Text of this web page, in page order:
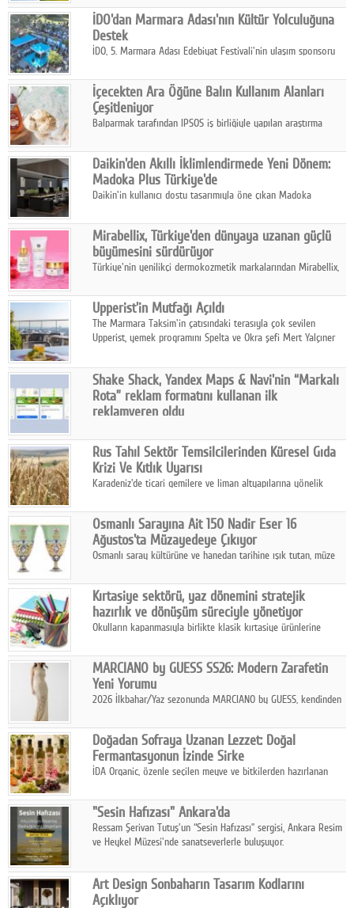
ve sürdürülebilir çözümler sunuyor.
İDO'dan Marmara Adası'nın Kültür Yolculuğuna
Destek
İDO, 5. Marmara Adası Edebiyat Festivali'nin ulaşım sponsoru
ettiriyor.
İçecekten Ara Öğüne Balın Kullanım Alanları
Çeşitleniyor
Balparmak tarafından IPSOS iş birliğiyle yapılan araştırma
ıhlamur gibi içeceklerde tercih ettiğini ortaya koyuyor.
Daikin'den Akıllı İklimlendirmede Yeni Dönem:
Madoka Plus Türkiye'de
Daikin'in kullanıcı dostu tasarımıyla öne çıkan Madoka
kontrol ünitesi Madoka Plus Türkiye'de satışa sunuldu.
Mirabellix, Türkiye'den dünyaya uzanan güçlü
büyümesini sürdürüyor
Türkiye'nin yenilikçi dermokozmetik markalarından Mirabellix,
ürünleriyle hem yurt içinde hem de uluslararası pazarlarda
büyümesini sürdürüyor.
Upperist'in Mutfağı Açıldı
The Marmara Taksim'in çatısındaki terasıyla çok sevilen
Upperist, yemek programını Spelta ve Okra şefi Mert Yalçıner
Shake Shack, Yandex Maps & Navi'nin “Markalı
Rota” reklam formatını kullanan ilk
reklamveren oldu
artırmak amacıyla Cereyan Medya ve Yandex Ads iş birliğiyle
Yandex Maps & Navi'nin yeni "Markalı Rota" reklam formatını
kullanan ilk marka oldu.
Rus Tahıl Sektör Temsilcilerinden Küresel Gıda
Krizi Ve Kıtlık Uyarısı
Karadeniz'de ticari gemilere ve liman altyapılarına yönelik
geçirdi.
Osmanlı Sarayına Ait 150 Nadir Eser 16
Ağustos'ta Müzayedeye Çıkıyor
Osmanlı saray kültürüne ve hanedan tarihine ışık tutan, müze
Ağustos'ta Arthill Müzecilik'in düzenleyeceği özel müzayedede
koleksiyonerlerle buluşuyor
Kırtasiye sektörü, yaz dönemini stratejik
hazırlık ve dönüşüm süreciyle yönetiyor
Okulların kapanmasıyla birlikte klasik kırtasiye ürünlerine
sanat ve eğitici aktivite ürünleriyle dinamik bir biçimde
geçiriyor.
MARCIANO by GUESS SS26: Modern Zarafetin
Yeni Yorumu
2026 İlkbahar/Yaz sezonunda MARCIANO by GUESS, kendinden
Doğadan Sofraya Uzanan Lezzet: Doğal
Fermantasyonun İzinde Sirke
İDA Organic, özenle seçilen meyve ve bitkilerden hazırlanan
sofralarına taşıyor.
"Sesin Hafızası" Ankara'da
Ressam Şerivan Tutuş'un “Sesin Hafızası” sergisi, Ankara Resim
ve Heykel Müzesi'nde sanatseverlerle buluşuyor.
Art Design Sonbaharın Tasarım Kodlarını
Açıklıyor